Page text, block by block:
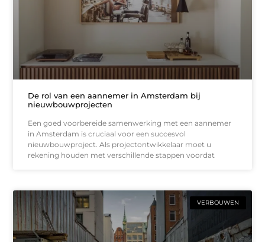
De rol van een aannemer in Amsterdam bij
nieuwbouwprojecten
Een goed voorbereide samenwerking met een aannemer
in Amsterdam is cruciaal voor een succesvol
nieuwbouwproject. Als projectontwikkelaar moet u
rekening houden met verschillende stappen voordat
VERBOUWEN